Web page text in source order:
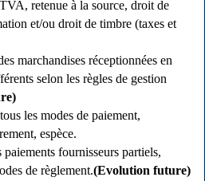
retenue à la source, droit de
et/ou droit de timbre (taxes et
marchandises réceptionnées en
selon les règles de gestion
les modes de paiement,
espèce.
fournisseurs partiels,
de règlement.(Evolution future)